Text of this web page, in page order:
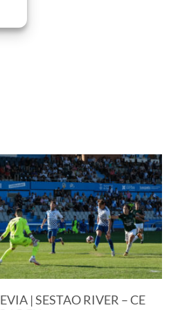
| SESTAO RIVER – CE